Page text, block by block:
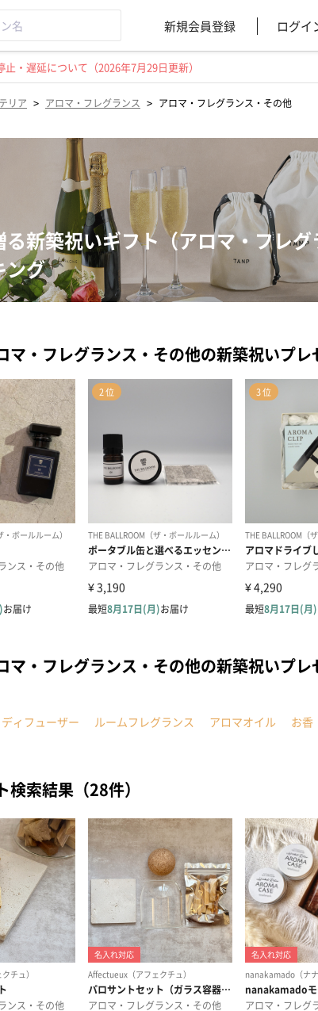
新規会員登録 ログイ
・遅延について（2026年7月29日更新）
リア > アロマ・フレグランス > アロマ・フレグランス・その他
る新築祝いギフト（アロマ・フレ
ング
マ・フレグランス・その他の新築祝いプ
マ・フレグランス・その他の新築祝いプ
ディフューザー ルームフレグランス アロマオイル お香
検索結果（28件）